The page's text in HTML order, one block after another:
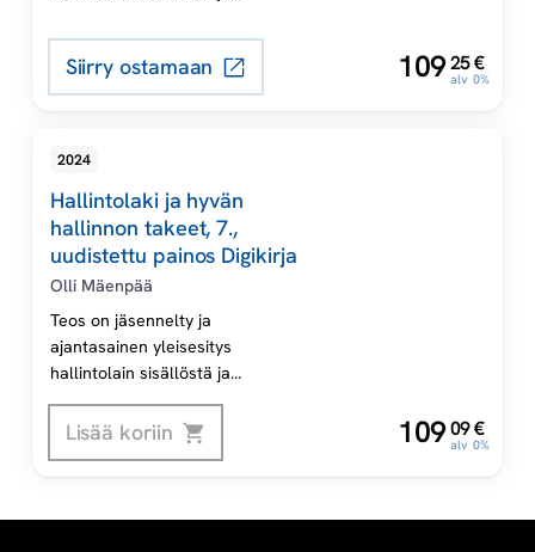
o
a
k
109,25€
alv 0%
Siirry ostamaan
2024
Hallintolaki ja hyvän
hallinnon takeet, 7.,
uudistettu painos Digikirja
Olli Mäenpää
Teos on jäsennelty ja
ajantasainen yleisesitys
hallintolain sisällöstä ja
soveltamisesta.
109,09€
alv 0%
Lisää koriin